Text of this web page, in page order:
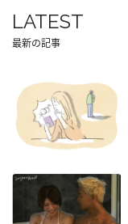
LATEST
最新の記事